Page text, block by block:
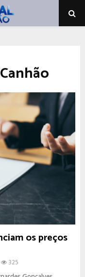
os preços
325